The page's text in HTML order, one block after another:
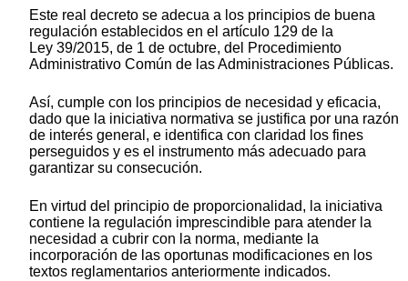
Este real decreto se adecua a los principios de buena
regulación establecidos en el artículo 129 de la
Ley 39/2015, de 1 de octubre, del Procedimiento
Administrativo Común de las Administraciones Públicas.
Así, cumple con los principios de necesidad y eficacia,
dado que la iniciativa normativa se justifica por una razón
de interés general, e identifica con claridad los fines
perseguidos y es el instrumento más adecuado para
garantizar su consecución.
En virtud del principio de proporcionalidad, la iniciativa
contiene la regulación imprescindible para atender la
necesidad a cubrir con la norma, mediante la
incorporación de las oportunas modificaciones en los
textos reglamentarios anteriormente indicados.